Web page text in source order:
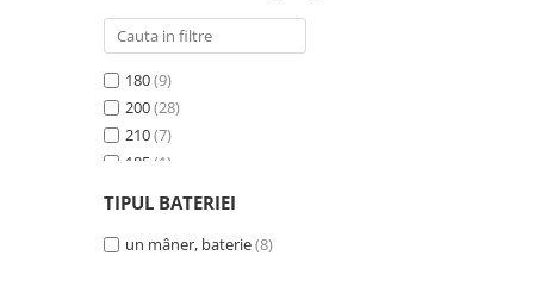
615(1)
700 (5)
740 (1)
760 (6)
790 (3)
860(5)
180(9)
200(28)
210(7)
185 (1)
150 (4)
145(1)
TIPUL BATERIEI
un mâner, baterie(8)